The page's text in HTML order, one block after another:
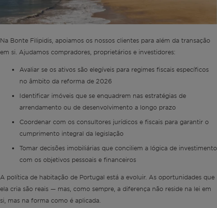
Na Bonte Filipidis, apoiamos os nossos clientes para além da transação
em si. Ajudamos compradores, proprietários e investidores:
Avaliar se os ativos são elegíveis para regimes fiscais específicos
no âmbito da reforma de 2026
Identificar imóveis que se enquadrem nas estratégias de
arrendamento ou de desenvolvimento a longo prazo
Coordenar com os consultores jurídicos e fiscais para garantir o
cumprimento integral da legislação
Tomar decisões imobiliárias que conciliem a lógica de investimento
com os objetivos pessoais e financeiros
A política de habitação de Portugal está a evoluir. As oportunidades que
ela cria são reais — mas, como sempre, a diferença não reside na lei em
si, mas na forma como é aplicada.